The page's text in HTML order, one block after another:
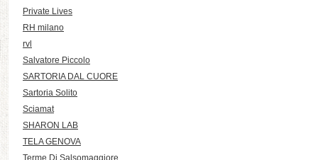
Private Lives
RH milano
rvl
Salvatore Piccolo
SARTORIA DAL CUORE
Sartoria Solito
Sciamat
SHARON LAB
TELA GENOVA
Terme Di Salsomaggiore